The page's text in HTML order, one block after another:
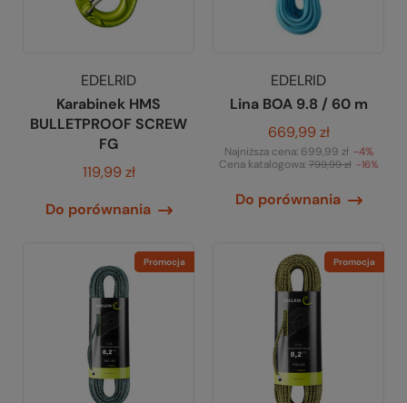
EDELRID
Karabinek HMS
BULLETPROOF SCREW
FG
119,99 zł
Do porównania
EDELRID
Lina BOA 9.8 / 60 m
669,99 zł
Najniższa cena: 699,99 zł -4%
Cena katalogowa:799,99 zł -16%
Do porównania
Promocja Promocja